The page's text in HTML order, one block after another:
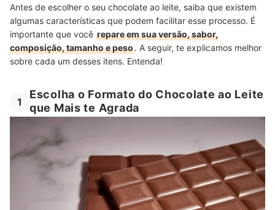
Antes de escolher o seu chocolate ao leite, saiba que existem
algumas características que podem facilitar esse processo. É
importante que você repare em sua versão, sabor,
composição, tamanho e peso. A seguir, te explicamos melhor
sobre cada um desses itens. Entenda!
1
Escolha o Formato do Chocolate ao Leite
que Mais te Agrada